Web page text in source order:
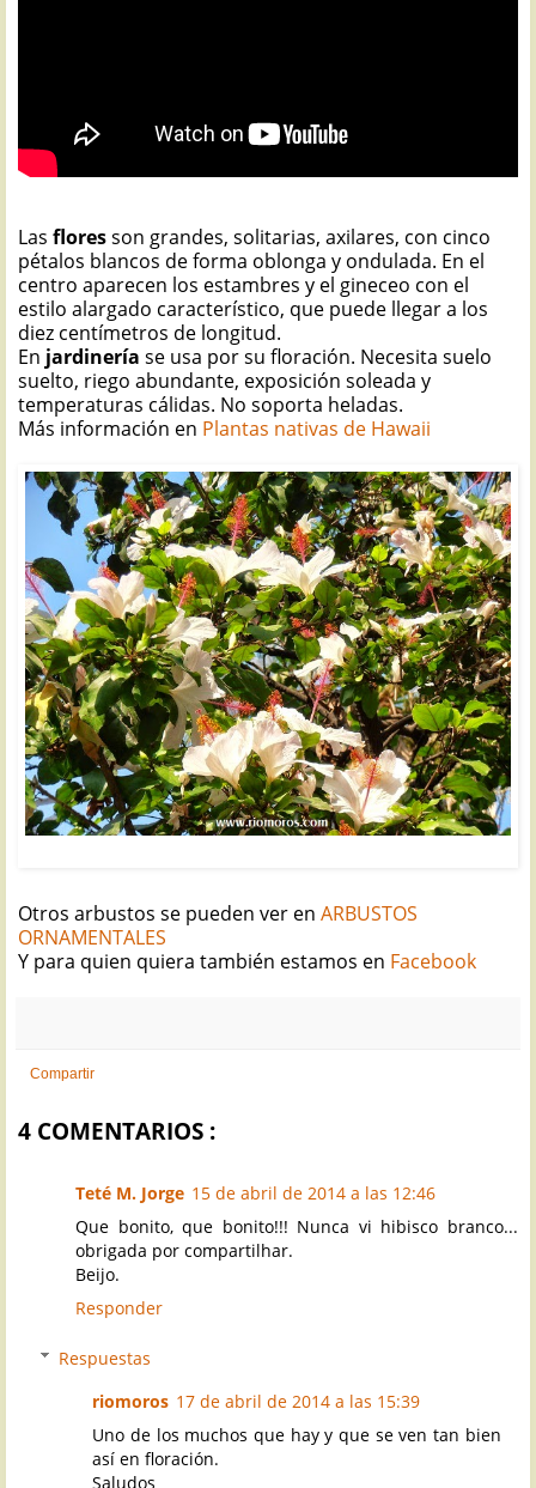
Las floresson grandes, solitarias, axilares, con cinco
pétalos blancos de forma oblonga y ondulada. En el
centro aparecen los estambres y el gineceo con el
estilo alargado característico, que puede llegar a los
diez centímetros de longitud.
En jardinería se usa por su floración. Necesita suelo
suelto, riego abundante, exposición soleada y
temperaturas cálidas. No soporta heladas.
Más información en Plantas nativas de Hawaii
Otros arbustos se pueden ver en ARBUSTOS
ORNAMENTALES
Y para quien quiera también estamos en Facebook
Compartir
4 COMENTARIOS :
Teté M. Jorge 15 de abril de 2014 a las 12:46
Que bonito, que bonito!!! Nunca vi hibisco branco...
obrigada por compartilhar.
Beijo.
Responder
Respuestas
riomoros 17 de abril de 2014 a las 15:39
Uno de los muchos que hay y que se ven tan bien
así en floración.
Saludos